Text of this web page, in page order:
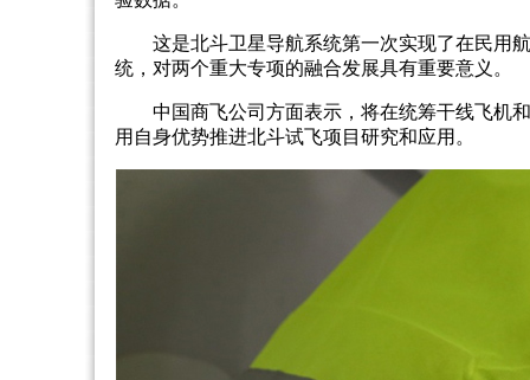
这是北斗卫星导航系统第一次实现了在民用
统，对两个重大专项的融合发展具有重要意义。
中国商飞公司方面表示，将在统筹干线飞机
用自身优势推进北斗试飞项目研究和应用。